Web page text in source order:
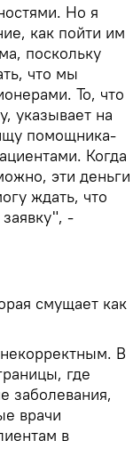
Но я
как пойти им
поскольку
что мы
То, что
указывает на
помощника-
Когда
эти деньги
ждать, что
-
смущает как
В
где
заболевания,
врачи
в